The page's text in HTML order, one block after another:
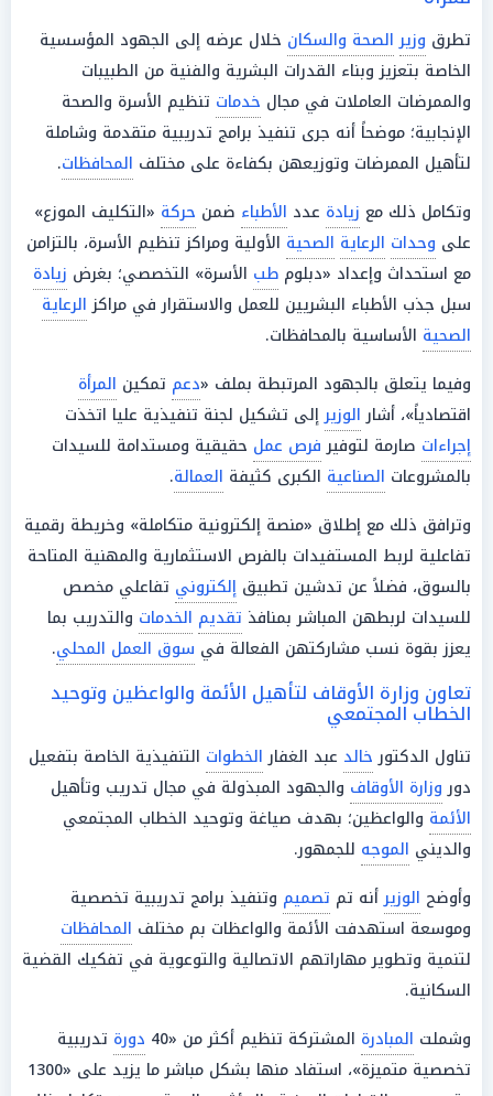
تطرق وزير الصحة والسكان خلال عرضه إلى الجهود المؤسسية
الخاصة بتعزيز وبناء القدرات البشرية والفنية من الطبيبات
والممرضات العاملات في مجال خدمات تنظيم الأسرة والصحة
الإنجابية؛ موضحاً أنه جرى تنفيذ برامج تدريبية متقدمة وشاملة
لتأهيل الممرضات وتوزيعهن بكفاءة على مختلف المحافظات.
وتكامل ذلك مع زيادة عدد الأطباء ضمن حركة «التكليف الموزع»
على وحدات الرعاية الصحية الأولية ومراكز تنظيم الأسرة، بالتزامن
مع استحداث وإعداد «دبلوم طب الأسرة» التخصصي؛ بغرض زيادة
سبل جذب الأطباء البشريين للعمل والاستقرار في مراكزالرعاية
الصحية الأساسية بالمحافظات.
وفيما يتعلق بالجهود المرتبطة بملف «دعم تمكين المرأة
اقتصادياً»، أشارالوزيرإلى تشكيل لجنة تنفيذية عليا اتخذت
إجراءات صارمة لتوفيرفرص عمل حقيقية ومستدامة للسيدات
بالمشروعات الصناعية الكبرى كثيفة العمالة.
وترافق ذلك مع إطلاق «منصة إلكترونية متكاملة» وخريطة رقمية
تفاعلية لربط المستفيدات بالفرص الاستثمارية والمهنية المتاحة
بالسوق، فضلاً عن تدشين تطبيق إلكتروني تفاعلي مخصص
للسيدات لربطهن المباشر بمنافذ تقديم الخدمات والتدريب بما
يعزز بقوة نسب مشاركتهن الفعالة في سوق العمل المحلي.
تعاون وزارة الأوقاف لتأهيل الأئمة والواعظين وتوحيد
الخطاب المجتمعي
تناول الدكتورخالد عبد الغفارالخطوات التنفيذية الخاصة بتفعيل
دوروزارة الأوقاف والجهود المبذولة في مجال تدريب وتأهيل
الأئمة والواعظين؛ بهدف صياغة وتوحيد الخطاب المجتمعي
والديني الموجه للجمهور.
وأوضح الوزيرأنه تم تصميم وتنفيذ برامج تدريبية تخصصية
وموسعة استهدفت الأئمة والواعظات بم مختلف المحافظات
لتنمية وتطوير مهاراتهم الاتصالية والتوعوية في تفكيك القضية
السكانية.
وشملت المبادرة المشتركة تنظيم أكثر من «40 دورة تدريبية
تخصصية متميزة»، استفاد منها بشكل مباشر ما يزيد على «1300